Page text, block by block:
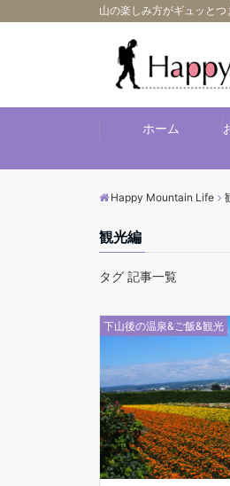
山の楽しみ方がギュッと
ホーム
Happy Mountain Life
観光編
タグ 記事一覧
下山後の温泉&ご飯&観光